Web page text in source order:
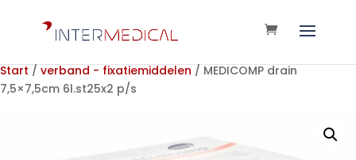
Start / verband - fixatiemiddelen / MEDICOMP drain
7,5×7,5cm 6l.st25x2 p/s